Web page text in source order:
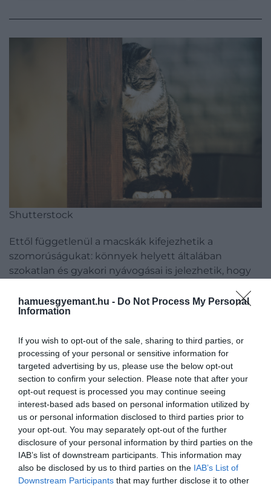
hamuesgyemant.hu - Do Not Process My Personal
Information
If you wish to opt-out of the sale, sharing to third parties, or
processing of your personal or sensitive information for
targeted advertising by us, please use the below opt-out
section to confirm your selection. Please note that after your
opt-out request is processed you may continue seeing
interest-based ads based on personal information utilized by
us or personal information disclosed to third parties prior to
your opt-out. You may separately opt-out of the further
disclosure of your personal information by third parties on the
IAB’s list of downstream participants. This information may
also be disclosed by us to third parties on the IAB’s List of
Downstream Participants that may further disclose it to other
Shutterstock
Ettől függetlenül a macskák kifejezhetik a
szomorúságukat: könnyek helyett általában
szokatlan és gyakori nyávogásai is jelezhetik, hogy
alapesetben nem nyávognak túl gyakran, sőt, ezt
elsősorban az emberrel való kommunikációra
macskák úgy finomították a nyávogásukat, hogy az
a babasíráshoz hasonlóan hangozzon, amit nehezen
lehet figyelmen kívül hagyni.
Olvasd el ezt is!A tudósok szerint pislogással
kommunikálhatunk a macskákkal